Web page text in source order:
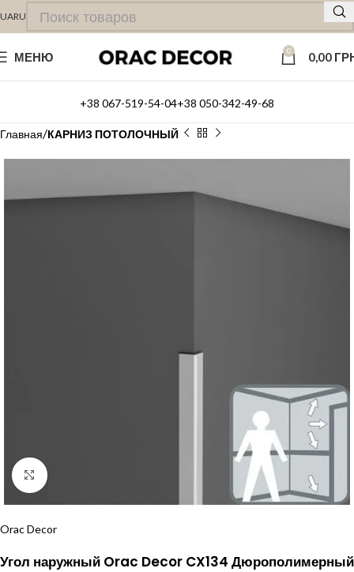
UARU
МЕНЮ 0 0,00
+38 067-519-54-04+38 050-342-49-68
Главная КАРНИЗ ПОТОЛОЧНЫЙ
Нажмите, чтобы увеличить
Orac Decor
Угол наружный Orac Decor CX134 Дюрополимерный